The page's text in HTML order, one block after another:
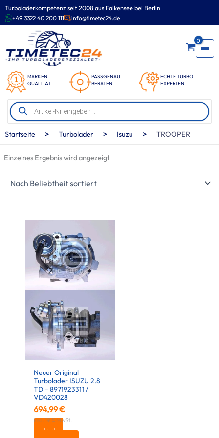
Turboladerkompetenz seit 2008 aus Falkensee bei Berlin
+49 3322 40 200 111 info@timetec24.de
MARKEN-
QUALITÄT
PASSGENAU
BERATEN
ECHTE TURBO-
EXPERTEN
0
Products
search
Zum
Inhalt
springen
Startseite > Turbolader > Isuzu > TROOPER
Einzelnes Ergebnis wird angezeigt
Neuer Original
Turbolader ISUZU 2.8
TD – 8971923311 /
VD420028
694,99€
inkl. 19 % MwSt.
In den